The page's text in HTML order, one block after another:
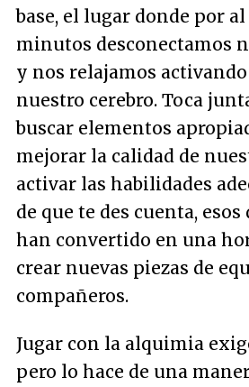
base, el lugar donde por
minutos desconectamos
y nos relajamos
nuestro cerebro. Toca
buscar elementos
mejorar la calidad de
activar las habilidades
de que te des cuenta,
han convertido en una
crear nuevas piezas de
compañeros.
Jugar con la alquimia
pero lo hace de una